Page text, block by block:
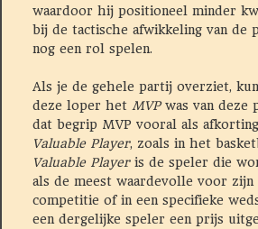
waardoor hij positioneel minder
bij de tactische afwikkeling van de
nog een rol spelen.
Als je de gehele partij overziet,
deze loper het MVPwas van deze
dat begrip MVP vooral als
Valuable Player, zoals in het
Valuable Playeris de speler die
als de meest waardevolle voor zijn
competitie of in een specifieke
een dergelijke speler een prijs